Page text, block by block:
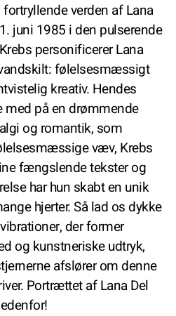
verden af Lana
juni 1985 i den pulserende
personificerer Lana
følelsesmæssigt
kreativ. Hendes
på en drømmende
og romantik, som
væv, Krebs
fængslende tekster og
har hun skabt en unik
hjerter. Så lad os dykke
der former
og kunstneriske udtryk,
afslører om denne
Portrættet af Lana Del